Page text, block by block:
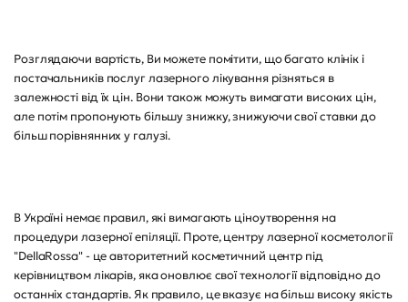
Розглядаючи вартість, Ви можете помітити, що багато клінік і
постачальників послуг лазерного лікування різняться в
залежності від їх цін. Вони також можуть вимагати високих цін,
але потім пропонують більшу знижку, знижуючи свої ставки до
більш порівнянних у галузі.
В Україні немає правил, які вимагають ціноутворення на
процедури лазерної епіляції. Проте, центру лазерної косметології
"DellaRossa" - це авторитетний косметичний центр під
керівництвом лікарів, яка оновлює свої технології відповідно до
останніх стандартів. Як правило, це вказує на більш високу якість